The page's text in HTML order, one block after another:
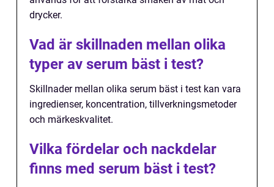
drycker.
Vad är skillnaden mellan olika
typer av serum bäst i test?
Skillnader mellan olika serum bäst i test kan vara
ingredienser, koncentration, tillverkningsmetoder
och märkeskvalitet.
Vilka fördelar och nackdelar
finns med serum bäst i test?